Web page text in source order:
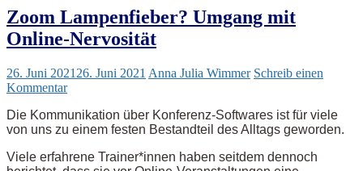
Zoom Lampenfieber? Umgang mit
Online-Nervosität
26. Juni 2021 26. Juni 2021 Anna Julia Wimmer Schreib einen
Kommentar
Die Kommunikation über Konferenz-Softwares ist für viele
von uns zu einem festen Bestandteil des Alltags geworden.
Viele erfahrene Trainer*innen haben seitdem dennoch